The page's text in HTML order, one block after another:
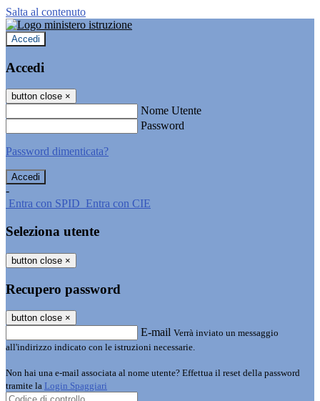
Salta al contenuto
Accedi
Accedi
button close ×
Nome Utente
Password
Password dimenticata?
-
Entra con SPID Entra con CIE
Seleziona utente
button close ×
Recupero password
button close ×
E-mail Verrà inviato un messaggio
all'indirizzo indicato con le istruzioni necessarie.
Non hai una e-mail associata al nome utente? Effettua il reset della password
tramite la Login Spaggiari